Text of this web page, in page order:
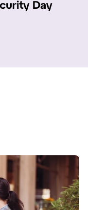
Day